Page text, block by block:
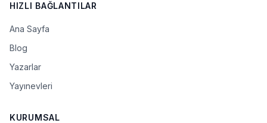
HIZLI BAĞLANTILAR
Ana Sayfa
Blog
Yazarlar
Yayınevleri
KURUMSAL